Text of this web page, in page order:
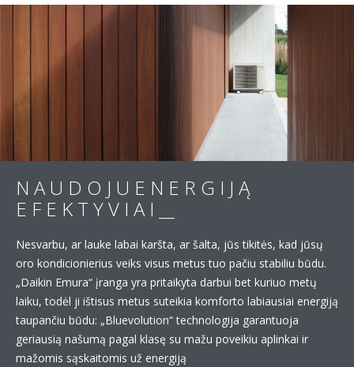
N A U D O J U E N E R G I J Ą
E F E K T Y V I A I __
Nesvarbu, ar lauke labai karšta, ar šalta, jūs tikitės, kad jūsų
oro kondicionierius veiks visus metus tuo pačiu stabiliu būdu.
„Daikin Emura“ įranga yra pritaikyta darbui bet kuriuo metų
laiku, todėl ji ištisus metus suteikia komforto labiausiai energiją
taupančiu būdu: „Bluevolution“ technologija garantuoja
geriausią našumą pagal klasę su mažu poveikiu aplinkai ir
mažomis sąskaitomis už energiją